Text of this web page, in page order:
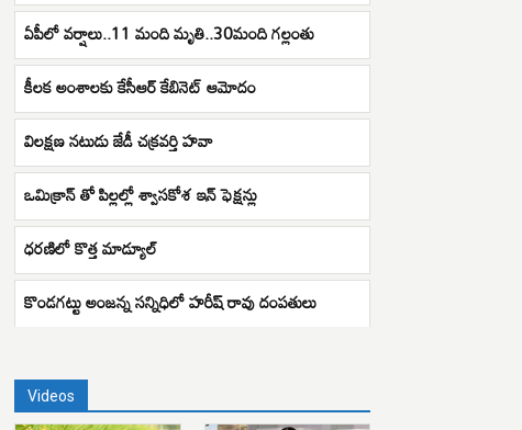
ఏపీలో వర్షాలు..11 మంది మృతి..30మంది గల్లంతు
కీలక అంశాలకు కేసీఆర్ కేబినెట్ ఆమోదం
విలక్షణ నటుడు జేడీ చక్రవర్తి హవా
ఒమిక్రాన్ తో పిల్లల్లో శ్వాసకోశ ఇన్ ఫెక్షన్లు
ధరణిలో కొత్త మాడ్యూల్
కొండగట్టు అంజన్న సన్నిధిలో హరీష్ రావు దంపతులు
Videos